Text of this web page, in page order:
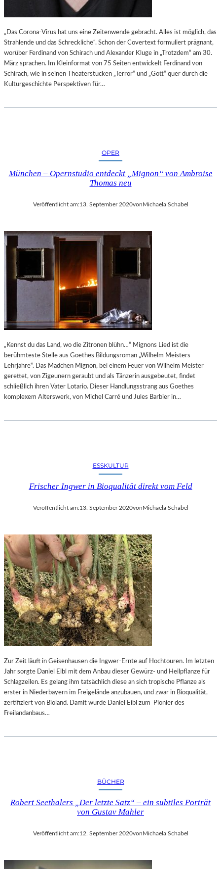
„Das Corona-Virus hat uns eine Zeitenwende gebracht. Alles ist möglich, das
Strahlende und das Schreckliche“. Schon der Covertext formuliert prägnant,
worüber Ferdinand von Schirach und Alexander Kluge in „Trotzdem“ am 30.
März sprachen. Im Kleinformat von 75 Seiten entwickelt Ferdinand von
Schirach, wie in seinen Theaterstücken „Terror“ und „Gott“ quer durch die
Kulturgeschichte Perspektiven für…
OPER
München – Opernstudio entdeckt „Mignon“ von Ambroise
Thomas neu
Veröffentlicht am:13. September 2020vonMichaela Schabel
„Kennst du das Land, wo die Zitronen blühn…“ Mignons Lied ist die
berühmteste Stelle aus Goethes Bildungsroman „Wilhelm Meisters
Lehrjahre“. Das Mädchen Mignon, bei einem Feuer von Wilhelm Meister
gerettet, von Zigeunern geraubt und als Tänzerin ausgebeutet, findet
schließlich ihren Vater Lotario. Dieser Handlungsstrang aus Goethes
komplexem Alterswerk, von Michel Carré und Jules Barbier in…
ESSKULTUR
Frischer Ingwer in Bioqualität direkt vom Feld
Veröffentlicht am:13. September 2020von Michaela Schabel
Zur Zeit läuft in Geisenhausen die Ingwer-Ernte auf Hochtouren. Im letzten
Jahr sorgte Daniel Eibl mit dem Anbau dieser Gewürz- und Heilpflanze für
Schlagzeilen. Es gelang ihm tatsächlich diese an sich tropische Pflanze als
erster in Niederbayern im Freigelände anzubauen, und zwar in Bioqualität,
zertifiziert von Bioland. Damit wurde Daniel Eibl zum Pionier des
Freilandanbaus…
BÜCHER
Robert Seethalers „Der letzte Satz“ – ein subtiles Porträt
von Gustav Mahler
Veröffentlicht am:12. September 2020vonMichaela Schabel